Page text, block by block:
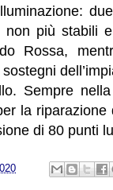
più stabili
Rossa,
Sempre
la
di 80 punti